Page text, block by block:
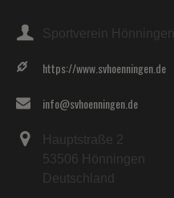
Sportverein Hönningen
https://www.svhoenningen.de
info@svhoenningen.de
Hauptstraße 2
53506 Hönningen
Deutschland